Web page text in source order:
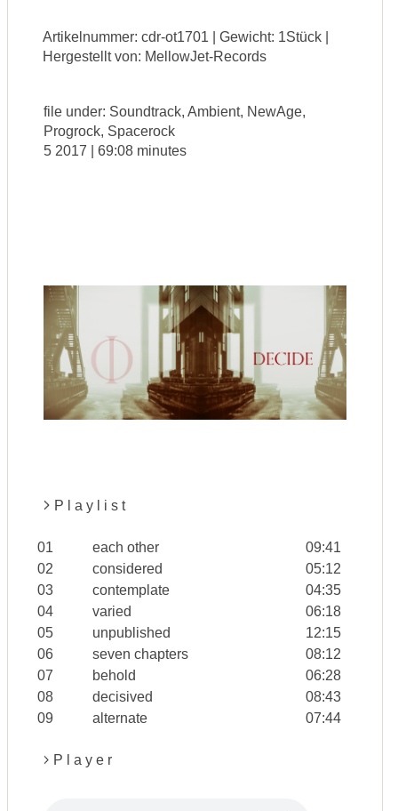
Artikelnummer: cdr-ot1701 | Gewicht: 1Stück |
Hergestellt von: MellowJet-Records
file under: Soundtrack, Ambient, NewAge,
Progrock, Spacerock
5 2017 | 69:08 minutes
P l a y l i s t
01 each other
09:41
02
considered
05:12
03
contemplate
04:35
04
varied
06:18
05
unpublished
12:15
06
seven chapters
08:12
07
behold
06:28
08
decisived
08:43
09
alternate 07:44
P l a y e r